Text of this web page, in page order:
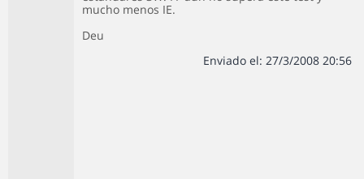
mucho menos IE.
Deu
Enviado el: 27/3/2008 20:56